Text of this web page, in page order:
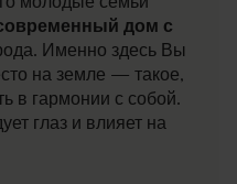
дом с
Именно здесь Вы
на земле — такое,
в гармонии с собой.
глаз и влияет на